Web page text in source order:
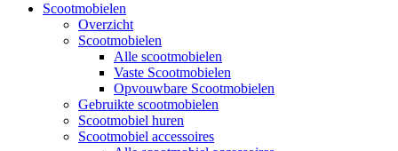
Scootmobielen
Overzicht
Scootmobielen
Alle scootmobielen
Vaste Scootmobielen
Opvouwbare Scootmobielen
Gebruikte scootmobielen
Scootmobiel huren
Scootmobiel accessoires